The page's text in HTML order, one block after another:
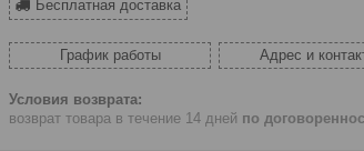
Бесплатная доставка
График работы Адрес и
возврат товара в течение 14 дней по